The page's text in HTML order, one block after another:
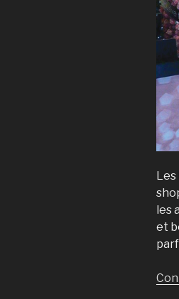
les
et